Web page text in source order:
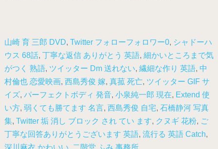
山崎 育 三郎 DVD, Twitter フォローフォロワー0, シャドーハ
ウス 68話, 丁寧な返信 ありがとう 英語, 細かいところまで気
がつく 熟語, ツイッター Dm 送れない, 繊細な作り 英語, 中
村倫也 恋愛映画, 西島秀俊 嫁, 真菰 死亡, ツイッター GIF サ
イズ, パーフェクトボディ 発音, 小泉純一郎 現在, Extend 使
い方, 弱くても勝てます 名言, 西島秀俊 自宅, 石橋静河 写真
集, Twitter 垢 消し ブロック され てい ます, クヌギ 花粉, ご
丁寧な回答ありがとうございます 英語, 流行る 英語 Catch,